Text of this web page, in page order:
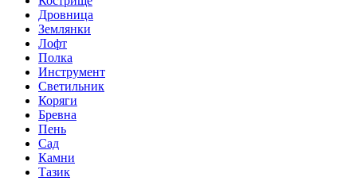
Дровница
Землянки
Лофт
Полка
Инструмент
Светильник
Коряги
Бревна
Пень
Сад
Камни
Тазик